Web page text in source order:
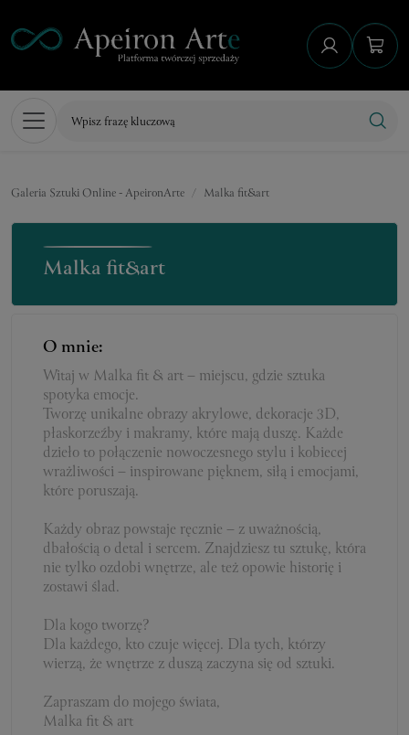
Galeria Sztuki Online - ApeironArte Malka fit&art
Malka fit&art
O mnie:
Witaj w Malka fit & art – miejscu, gdzie sztuka
spotyka emocje.
Tworzę unikalne obrazy akrylowe, dekoracje 3D,
płaskorzeźby i makramy, które mają duszę. Każde
dzieło to połączenie nowoczesnego stylu i kobiecej
wrażliwości – inspirowane pięknem, siłą i emocjami,
które poruszają.
Każdy obraz powstaje ręcznie – z uważnością,
dbałością o detal i sercem. Znajdziesz tu sztukę, która
nie tylko ozdobi wnętrze, ale też opowie historię i
zostawi ślad.
Dla kogo tworzę?
Dla każdego, kto czuje więcej. Dla tych, którzy
wierzą, że wnętrze z duszą zaczyna się od sztuki.
Zapraszam do mojego świata,
Malka fit & art